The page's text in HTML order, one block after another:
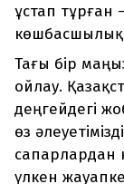
ұстап
Тағы бір
ойлау.
деңгейдегі
өз
сапарлардан
үлкен